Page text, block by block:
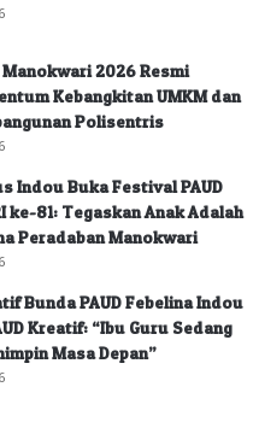
2026 Resmi
Kebangkitan UMKM dan
Polisentris
Indou Buka Festival PAUD
ke-81: Tegaskan Anak Adalah
Peradaban Manokwari
Bunda PAUD Febelina Indou
Kreatif: “Ibu Guru Sedang
Masa Depan”